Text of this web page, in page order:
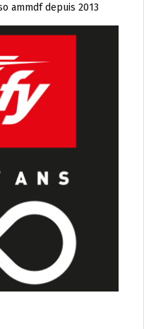
ammdf depuis 2013